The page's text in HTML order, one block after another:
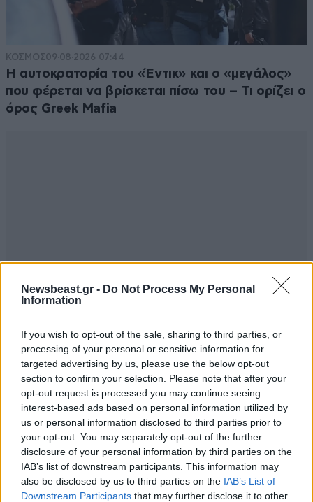
Newsbeast.gr - Do Not Process My Personal
Information
If you wish to opt-out of the sale, sharing to third parties, or
processing of your personal or sensitive information for
targeted advertising by us, please use the below opt-out
section to confirm your selection. Please note that after your
opt-out request is processed you may continue seeing
interest-based ads based on personal information utilized by
us or personal information disclosed to third parties prior to
your opt-out. You may separately opt-out of the further
disclosure of your personal information by third parties on the
IAB’s list of downstream participants. This information may
also be disclosed by us to third parties on the IAB’s List of
Downstream Participants that may further disclose it to other
ΚΟΣΜΟΣ09·08·2026 07:44
Η αυτοκρατορία του «Έντικ» και ο «μεγάλος»
που φέρεται να βρίσκεται πίσω του – Τι ορίζει ο
όρος Greek Mafia